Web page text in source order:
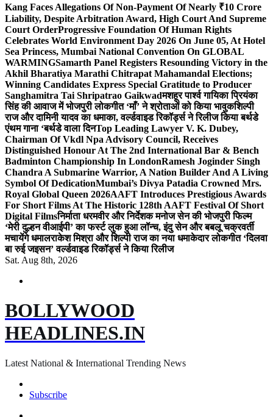
Kang Faces Allegations Of Non-Payment Of Nearly ₹10 Crore
Liability, Despite Arbitration Award, High Court And Supreme
Court OrderProgressive Foundation Of Human Rights
Celebrates World Environment Day 2026 On June 05, At Hotel
Sea Princess, Mumbai National Convention On GLOBAL
WARMINGSamarth Panel Registers Resounding Victory in the
Akhil Bharatiya Marathi Chitrapat Mahamandal Elections;
Winning Candidates Express Special Gratitude to Producer
Sanghamitra Tai Shripatrao Gaikwadमशहूर पार्श्व गायिका प्रियंका
सिंह की आवाज में भोजपुरी लोकगीत ‘माँ’ ने श्रोताओं को किया भावुकशिल्पी
राज और दामिनी यादव का धमाका, वर्ल्डवाइड रिकॉर्ड्स ने रिलीज किया बर्थडे
एंथम गाना ‘बर्थडे वाला दिनTop Leading Lawyer V. K. Dubey,
Chairman Of Vkdl Npa Advisory Council, Receives
Distinguished Honour At The 2nd International Bar & Bench
Badminton Championship In LondonRamesh Joginder Singh
Chandra A Submarine Warrior, A Nation Builder And A Living
Symbol Of DedicationMumbai’s Divya Patadia Crowned Mrs.
Royal Global Queen 2026AAFT Introduces Prestigious Awards
For Short Films At The Historic 128th AAFT Festival Of Short
Digital Filmsनिर्माता धरमवीर और निर्देशक मनोज सेन की भोजपुरी फिल्म
‘मेरी दुल्हन वीआईपी’ का फर्स्ट लुक हुआ लॉन्च, इंदु सेन और बबलू चक्रवर्ती
मचायेंगे धमालराकेश मिश्रा और शिल्पी राज का नया धमाकेदार लोकगीत ‘दिलवा
बा रुई जइसन’ वर्ल्डवाइड रिकॉर्ड्स ने किया रिलीज
Sat. Aug 8th, 2026
BOLLYWOOD
HEADLINES.IN
Latest National & International Trending News
Subscribe